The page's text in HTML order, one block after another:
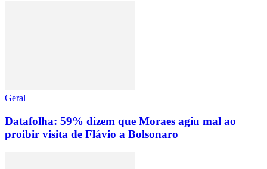
Geral
Datafolha: 59% dizem que Moraes agiu mal ao
proibir visita de Flávio a Bolsonaro